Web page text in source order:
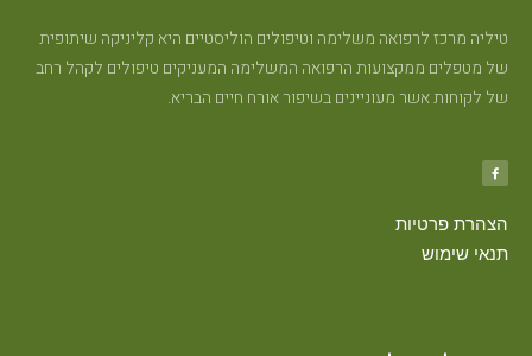
טיליה מרכז לרפואה משלימה וטיפולים הוליסטיים היא קליניקה שיתופית
של מטפלים ממקצועות הרפואה המשלימה המעניקים טיפולים לקהל רחב
של לקוחות אשר מעוניינים בשיפור אורח חיים הבריא.
הצהרת פרטיות
תנאי שימוש